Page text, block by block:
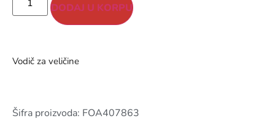
DODAJ U KORPU
Vodič za veličine
Šifra proizvoda: FOA407863